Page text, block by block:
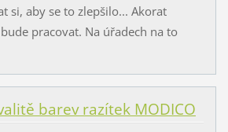
si, aby se to zlepšilo... Akorat
pracovat. Na úřadech na to
barev razítek MODICO